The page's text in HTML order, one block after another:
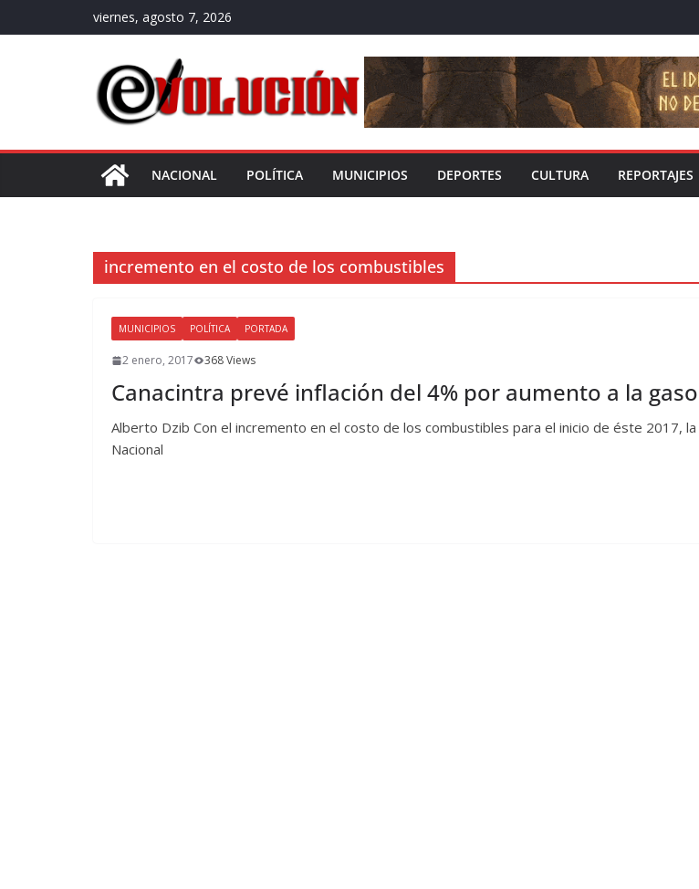
al
viernes, agosto 7, 2026
NACIONAL POLÍTICA MUNICIPIOS DEPORTES CULTURA REPORTAJES
incremento en el costo de los combustibles
MUNICIPIOS POLÍTICA PORTADA
2 enero, 2017 368 Views
Canacintra prevé inflación del 4% por aumento a la
Alberto Dzib Con el incremento en el costo de los combustibles para el inicio de éste 2017, la
Nacional